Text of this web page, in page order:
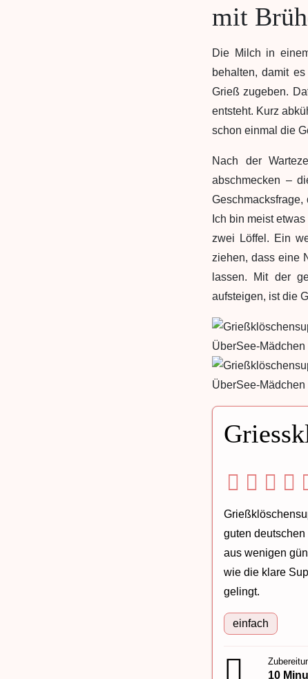
mit
Die Milch in
behalten, damit
Grieß zugeben.
entsteht. Kurz
schon einmal die
Nach der
abschmecken –
Ich bin meist
zwei Löffel. Ein
ziehen, dass eine
lassen. Mit der
aufsteigen, ist die
guten
aus wenigen
wie die klare
gelingt.
einfach
10